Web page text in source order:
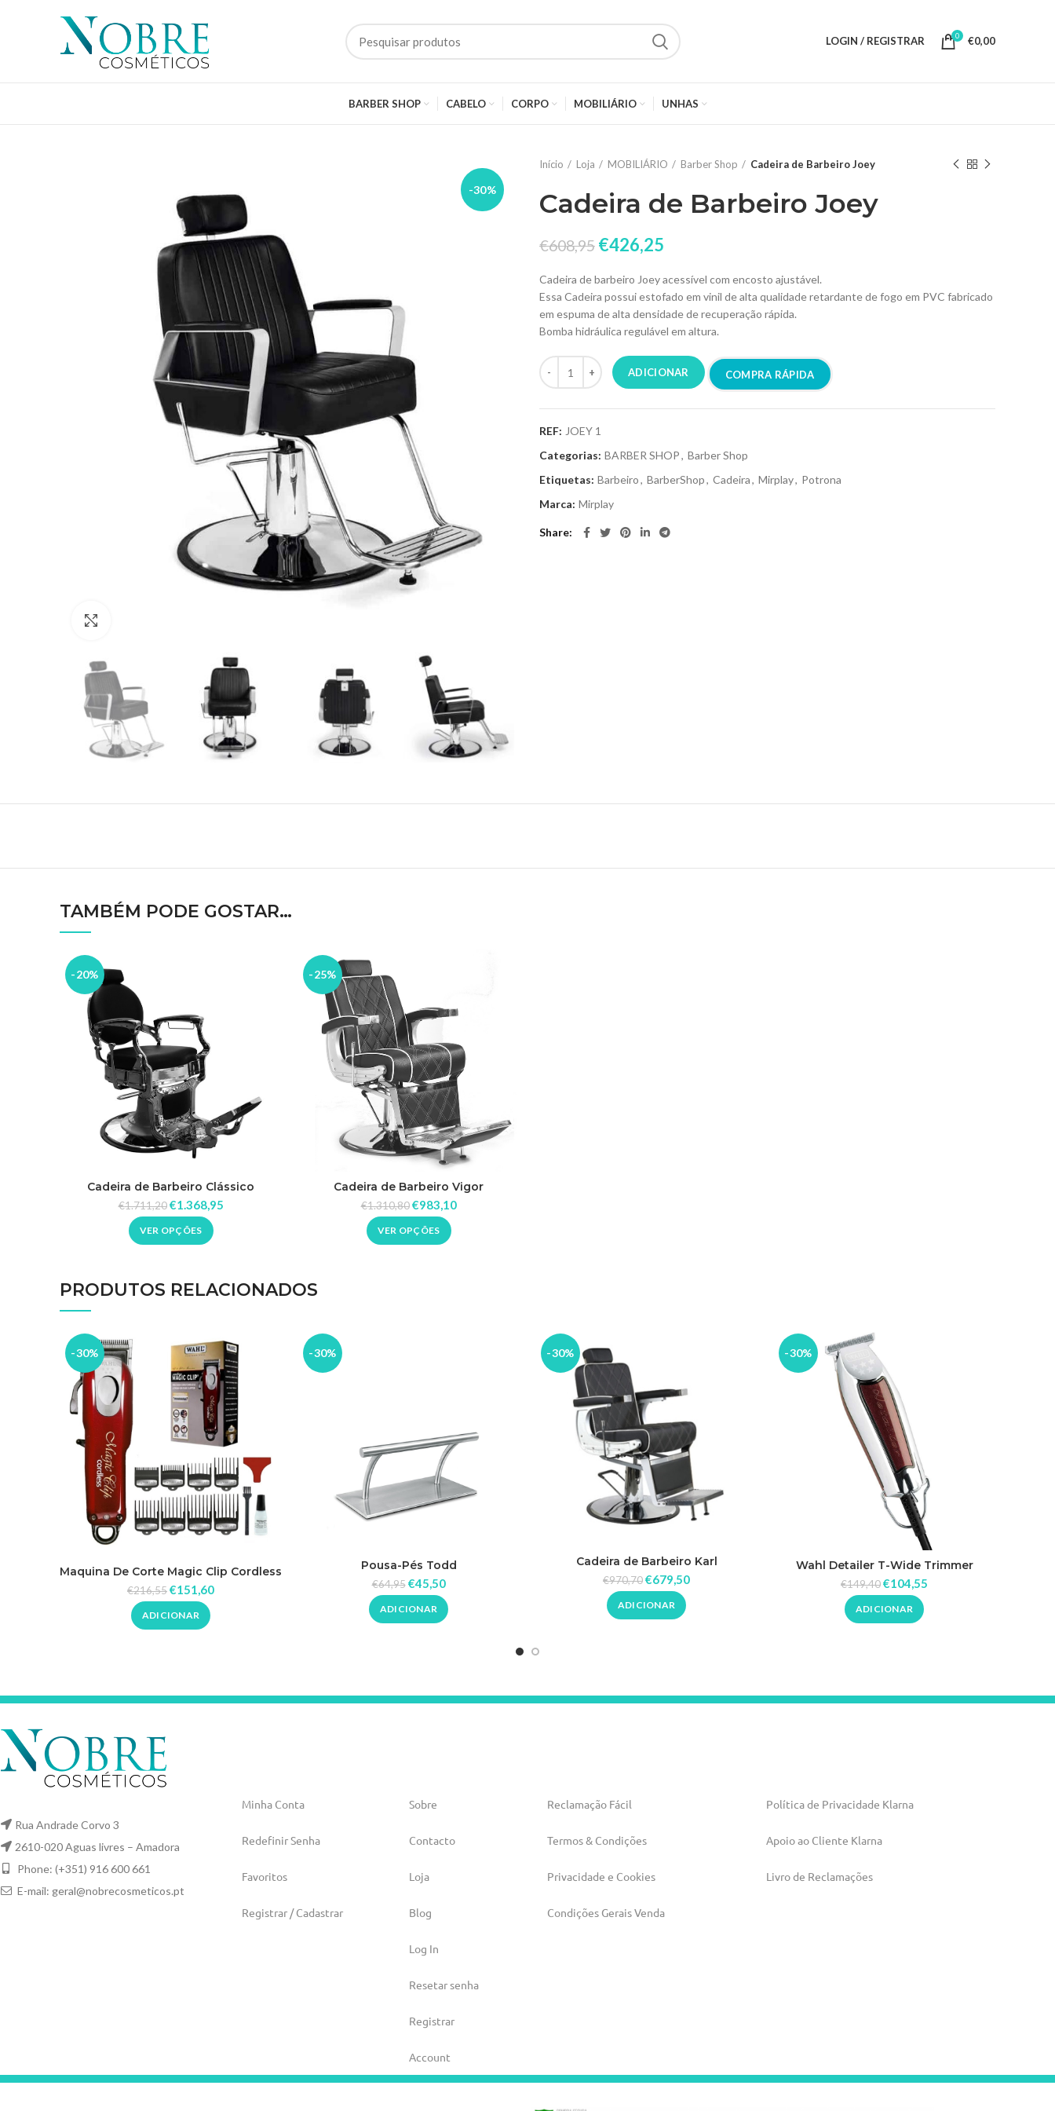
LOGIN / REGISTRAR 0 €0,00
BARBER SHOP CABELO CORPO MOBILIÁRIO UNHAS
-30%
Início Loja MOBILIÁRIO Barber Shop Cadeira de Barbeiro Joey
Cadeira de Barbeiro Joey
€608,95 €426,25
Cadeira de barbeiro Joey acessível com encosto ajustável.
Essa Cadeira possui estofado em vinil de alta qualidade retardante de fogo em PVC fabricado
em espuma de alta densidade de recuperação rápida.
Bomba hidráulica regulável em altura.
ADICIONAR COMPRA RÁPIDA
REF: JOEY 1
Categorias: BARBER SHOP, Barber Shop
Etiquetas: Barbeiro, BarberShop, Cadeira, Mirplay, Potrona
Marca: Mirplay
Share
TAMBÉM PODE GOSTAR…
-20%
Cadeira de Barbeiro Clássico
€1.711,20 €1.368,95
VER OPÇÕES
-25%
Cadeira de Barbeiro Vigor
€1.310,80 €983,10
VER OPÇÕES
PRODUTOS RELACIONADOS
-30%
Maquina De Corte Magic Clip Cordless
Wahl
€216,55€151,60
ADICIONAR
-30%
Pousa-Pés Todd
€64,95 €45,50
ADICIONAR
-30%
Cadeira de Barbeiro Karl
€970,70€679,50
ADICIONAR
-30%
Wahl Detailer T-Wide Trimmer
Corded
€149,40€104,55
ADICIONAR
Rua Andrade Corvo 3
2610-020 Aguas livres – Amadora
Phone: (+351) 916 600 661
E-mail: geral@nobrecosmeticos.pt
Minha Conta
Redefinir Senha
Favoritos
Registrar / Cadastrar
Sobre
Contacto
Loja
Blog
Log In
Resetar senha
Registrar
Account
Reclamação Fácil
Termos & Condições
Privacidade e Cookies
Condições Gerais Venda
Política de Privacidade Klarna
Apoio ao Cliente Klarna
Livro de Reclamações